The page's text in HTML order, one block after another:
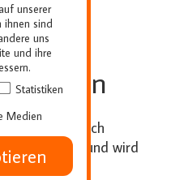
aufklappbar und wird
unserer
ihnen sind
uns
und ihre
Statistiken
Medien